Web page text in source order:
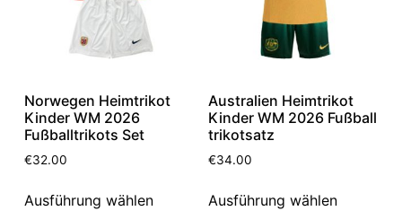
Norwegen Heimtrikot
Kinder WM 2026
Fußballtrikots Set
€32.00
Ausführung wählen
Australien Heimtrikot
Kinder WM 2026 Fußball
trikotsatz
€34.00
Ausführung wählen